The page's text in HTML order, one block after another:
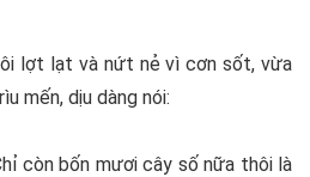
lợt lạt và nứt nẻ vì cơn sốt, vừa
mến, dịu dàng nói:
còn bốn mươi cây số nữa thôi là